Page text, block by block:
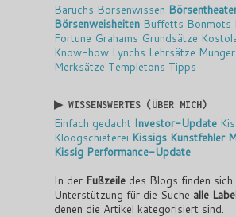
Baruchs Börsenwissen
Börsenweisheiten Buffetts Bonmots
Fortune Grahams Grundsätze
Know-how Lynchs Lehrsätze
Merksätze Templetons Tipps
▶ WISSENSWERTES (ÜBER MICH)
Einfach gedacht Investor-Update
Kloogschieterei Kissigs Kunstfehler
Kissig Performance-Update
In der Fußzeile des Blogs finden sich
Unterstützung für die Suche alle
denen die Artikel kategorisiert sind.